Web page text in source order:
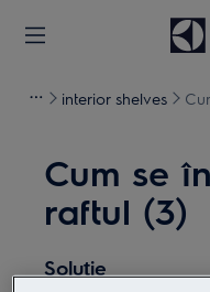
interior shelves
Cum se
raftul (3)
Soluție